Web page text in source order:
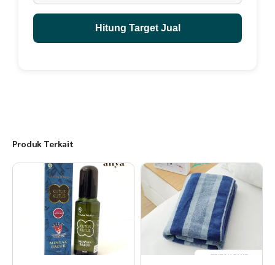
Hitung Target Jual
Produk Terkait